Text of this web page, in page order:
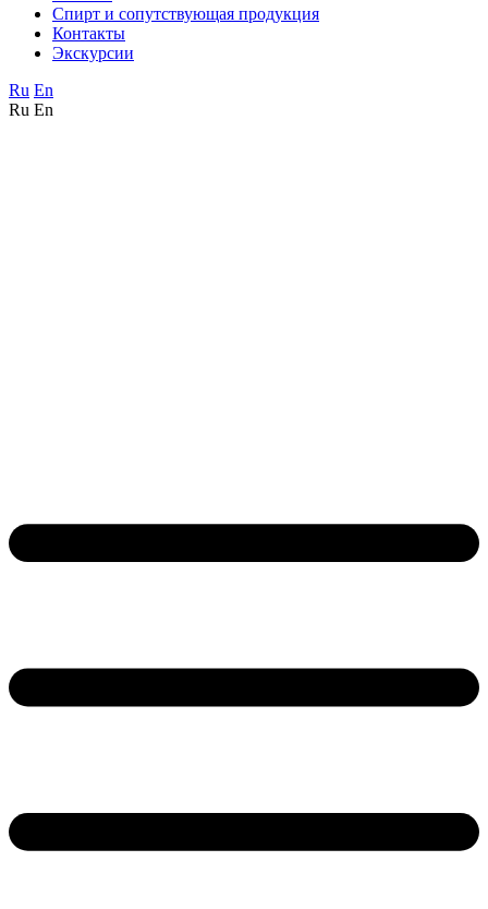
Спирт и сопутствующая продукция
Контакты
Экскурсии
Ru En
Ru En